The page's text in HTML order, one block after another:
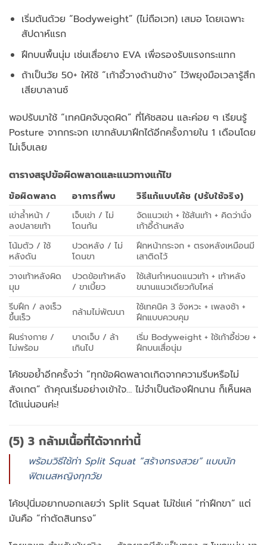
เริ่มต้นด้วย “Bodyweight” (ไม่ถือเวท) เสมอ โดยเฉพาะ
สัปดาห์แรก
ฝึกบนพื้นนุ่ม เช่นเสื่อยาง EVA เพื่อรองรับแรงกระแทก
ถ้าเป็นวัย 50+ ให้ใช้ “เก้าอี้วางด้านข้าง” ไว้พยุงมือเวลารู้สึก
เสียบาลานซ์
พอปรับมาใช้ “เทคนิคจับจุดผิด” ที่โค้ชสอน และค่อย ๆ เรียนรู้
Posture จากกระจก เขากลับมาฝึกได้อีกครั้งภายใน 1 เดือนโดย
ไม่เจ็บเลย
ตารางสรุปข้อผิดพลาดและแนวทางแก้ไข
ข้อผิดพลาด อาการที่พบ
วิธีแก้แบบโค้ช (ปรับใช้จริง)
เข่าล้ำหน้า /
ลงปลายเท้า
เจ็บเข่า / ไม่
โดนก้น
จัดแนวเข่า + ใช้ส้นเท้า + คิดว่านั่ง
เก้าอี้ด้านหลัง
โน้มตัว / ใช้
หลังดัน
ปวดหลัง / ไม่
โดนขา
ฝึกหน้ากระจก + ตรงหลังเหมือนมี
เสาติดไว้
วางเท้าหลังผิด
มุม
ปวดข้อเท้าหลัง
/ ขาเบี้ยว
ใช้เส้นกำหนดแนวเท้า + เท้าหลัง
ขนานแนวเดียวกับไหล่
รีบฝึก / ลงเร็ว
ขึ้นเร็ว
กล้ามไม่พัฒนา
ใช้เทคนิค 3 จังหวะ + เพลงช้า +
ฝึกแบบควบคุม
ฝืนร่างกาย /
ไม่พร้อม
บาดเจ็บ / ล้า
เกินไป
เริ่ม Bodyweight + ใช้เก้าอี้ช่วย +
ฝึกบนเสื่อนุ่ม
โค้ชขอย้ำอีกครั้งว่า “ทุกข้อผิดพลาดเกิดจากความรีบหรือไม่
สังเกต” ถ้าคุณเริ่มอย่างเข้าใจ… ไม่จำเป็นต้องฝึกนาน ก็เห็นผล
ได้แน่นอนค่ะ!
(5) 3 กล้ามเนื้อที่ได้จากท่านี้
พร้อมวิธีใช้ท่า Split Squat “สร้างทรงสวย” แบบนัก
ฟิตเนสหญิงทุกวัย
โค้ชปุนิ่มอยากบอกเลยว่า Split Squat ไม่ใช่แค่ “ท่าฝึกขา” แต่
มันคือ “ท่าตัดสินทรง”